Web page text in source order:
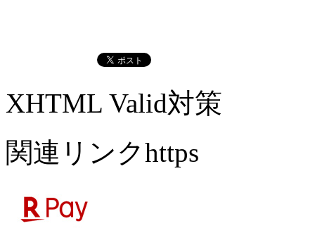
XHTML Valid対策
関連リンクhttps